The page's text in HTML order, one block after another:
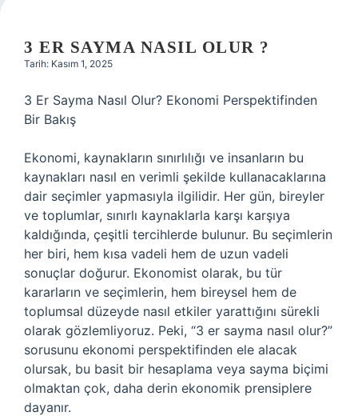
3 ER SAYMA NASIL OLUR ?
Tarih: Kasım 1, 2025
3 Er Sayma Nasıl Olur? Ekonomi Perspektifinden
Bir Bakış
Ekonomi, kaynakların sınırlılığı ve insanların bu
kaynakları nasıl en verimli şekilde kullanacaklarına
dair seçimler yapmasıyla ilgilidir. Her gün, bireyler
ve toplumlar, sınırlı kaynaklarla karşı karşıya
kaldığında, çeşitli tercihlerde bulunur. Bu seçimlerin
her biri, hem kısa vadeli hem de uzun vadeli
sonuçlar doğurur. Ekonomist olarak, bu tür
kararların ve seçimlerin, hem bireysel hem de
toplumsal düzeyde nasıl etkiler yarattığını sürekli
olarak gözlemliyoruz. Peki, “3 er sayma nasıl olur?”
sorusunu ekonomi perspektifinden ele alacak
olursak, bu basit bir hesaplama veya sayma biçimi
olmaktan çok, daha derin ekonomik prensiplere
dayanır.